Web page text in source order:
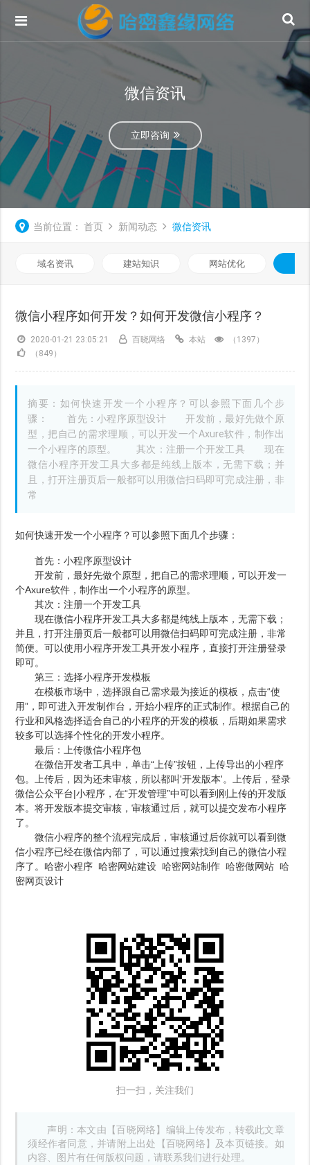
微信资讯
立即咨询
当前位置： 首页 新闻动态 微信资讯
域名资讯 建站知识 网站优化
微信小程序如何开发？如何开发微信小程序？
2020-01-21 23:05:21 百晓网络 本站
（1397）
（849）
摘要：如何快速开发一个小程序？可以参照下面几个步
骤： 首先：小程序原型设计 开发前，最好先做个原
型，把自己的需求理顺，可以开发一个Axure软件，制作出
一个小程序的原型。 其次：注册一个开发工具 现在
微信小程序开发工具大多都是纯线上版本，无需下载；并
且，打开注册页后一般都可以用微信扫码即可完成注册，非
常
如何快速开发一个小程序？可以参照下面几个步骤：
首先：小程序原型设计
开发前，最好先做个原型，把自己的需求理顺，可以开发一
个Axure软件，制作出一个小程序的原型。
其次：注册一个开发工具
现在微信小程序开发工具大多都是纯线上版本，无需下载；
并且，打开注册页后一般都可以用微信扫码即可完成注册，非常
简便。可以使用小程序开发工具开发小程序，直接打开注册登录
即可。
第三：选择小程序开发模板
在模板市场中，选择跟自己需求最为接近的模板，点击“使
用”，即可进入开发制作台，开始小程序的正式制作。根据自己的
行业和风格选择适合自己的小程序的开发的模板，后期如果需求
较多可以选择个性化的开发小程序。
最后：上传微信小程序包
在微信开发者工具中，单击“上传”按钮，上传导出的小程序
包。上传后，因为还未审核，所以都叫'开发版本'。上传后，登录
微信公众平台|小程序，在“开发管理”中可以看到刚上传的开发版
本。将开发版本提交审核，审核通过后，就可以提交发布小程序
了。
微信小程序的整个流程完成后，审核通过后你就可以看到微
信小程序已经在微信内部了，可以通过搜索找到自己的微信小程
序了。哈密小程序哈密网站建设 哈密网站制作 哈密做网站 哈
密网页设计
扫一扫，关注我们
声明：本文由【百晓网络】编辑上传发布，转载此文章
须经作者同意，并请附上出处【百晓网络】及本页链接。如
内容、图片有任何版权问题，请联系我们进行处理。